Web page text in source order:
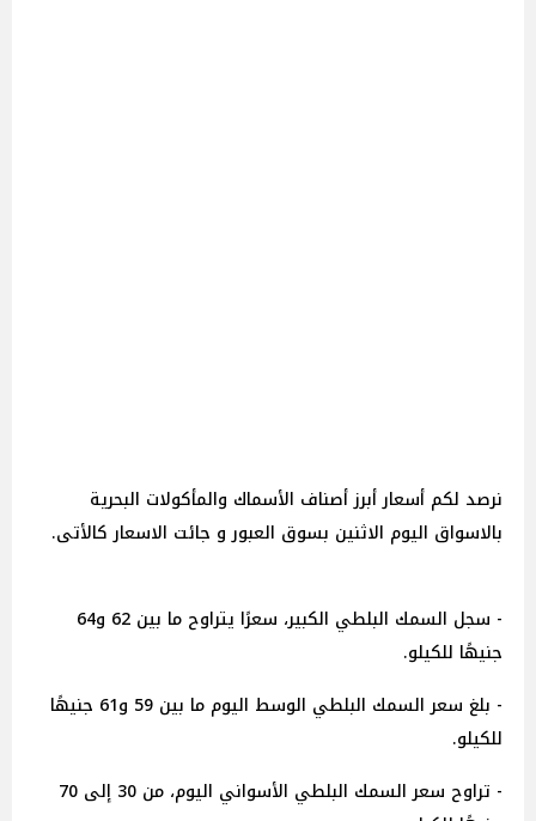
نرصد لكم أسعار أبرز أصناف الأسماك والمأكولات البحرية
بالاسواق اليوم الاثنين بسوق العبور و جائت الاسعار كالأتى.
- سجل السمك البلطي الكبير، سعرًا يتراوح ما بين 62 و64
جنيهًا للكيلو.
- بلغ سعر السمك البلطي الوسط اليوم ما بين 59 و61 جنيهًا
للكيلو.
- تراوح سعر السمك البلطي الأسواني اليوم، من 30 إلى 70